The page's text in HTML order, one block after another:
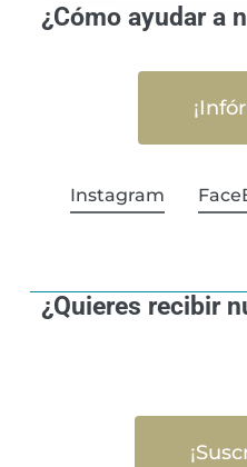
¿Cómo ayudar a
Instagram
¿Quieres recibir